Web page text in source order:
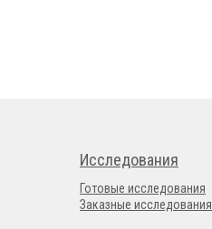
Исследования
Готовые исследования
Заказные исследования